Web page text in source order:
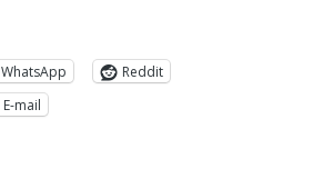
WhatsApp
Reddit
E-mail